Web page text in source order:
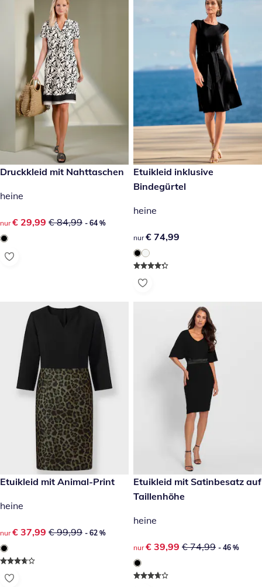
reduzierter Preis € 29,99, vorheriger Preis: € 84,99
- 64 %
Druckkleid mit Nahttaschen
heine
reduzierter Preis € 29,99, vorheriger Preis: € 84,99
nur € 29,99 € 84,99 - 64 %
€ 74,99
Etuikleid inklusive
Bindegürtel
heine
€ 74,99
nur € 74,99
reduzierter Preis € 37,99, vorheriger Preis: € 99,99
- 62 %
Etuikleid mit Animal-Print
heine
reduzierter Preis € 37,99, vorheriger Preis: € 99,99
nur € 37,99 € 99,99 - 62 %
reduzierter Preis € 39,99,
- 46 %
Etuikleid mit Satinbesatz auf
Taillenhöhe
heine
reduzierter Preis € 39,99,
nur € 39,99 € 74,99 - 46 %